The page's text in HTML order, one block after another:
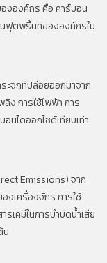
งองค์กร คือ คาร์บอน
ฟุตพริ้นท์ขององค์กรใน
จกที่ปล่อยออกมาจาก
ง การใช้ไฟฟ้า การ
นไดออกไซด์เทียบเท่า
Emissions) จาก
งเครื่องจักร การใช้
เคมีในการบำบัดน้ำเสีย
น